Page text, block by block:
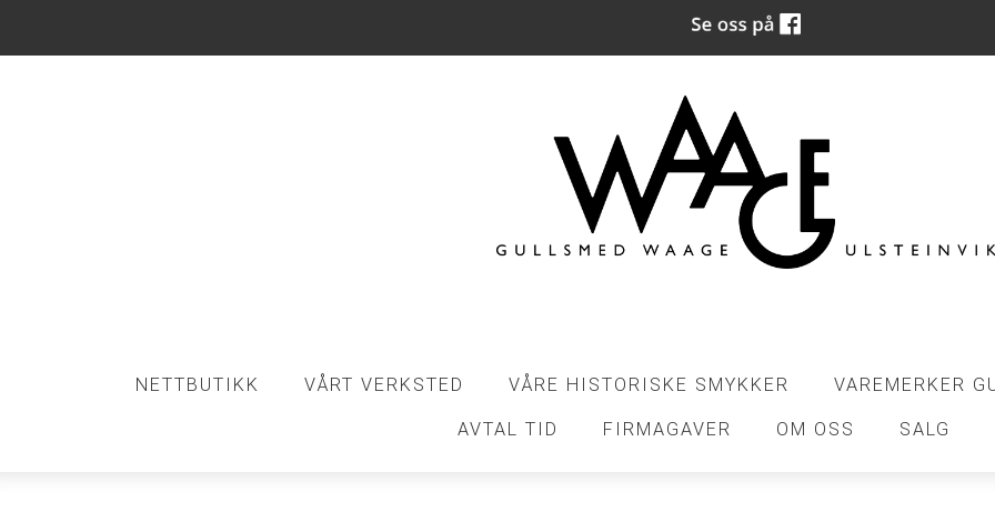
NETTBUTIKK VÅRT VERKSTED VÅRE HISTORISKE SMYKKER VAREMERKER
AVTAL TID FIRMAGAVER OM OSS SALG